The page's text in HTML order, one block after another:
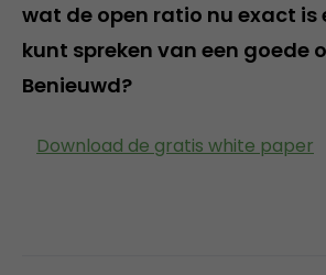
wat de open ratio nu exact is
kunt spreken van een goede
Benieuwd?
Download de gratis white paper